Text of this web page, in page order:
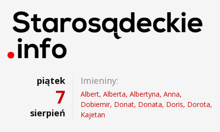
piątek
7
sierpień
Imieniny:
Albert, Alberta, Albertyna, Anna,
Dobiemir, Donat, Donata, Doris, Dorota,
Kajetan